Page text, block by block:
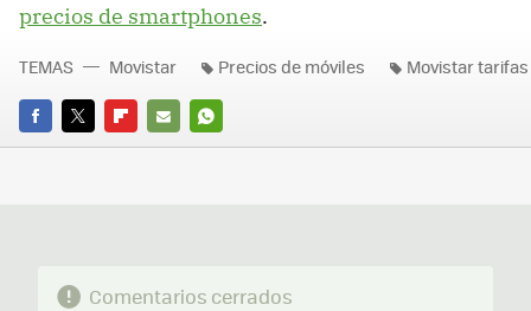
precios de smartphones.
FACEBOOK
TWITTERFLIPBOARD
E-
WHATSAPP
TEMAS Movistar Precios de móviles Movistar
Comentarios cerrados